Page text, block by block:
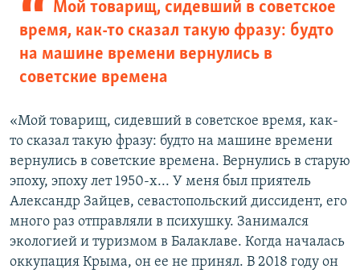
Мой товарищ, сидевший в советское
время, как-то сказал такую фразу: будто
на машине времени вернулись в
советские времена
«Мой товарищ, сидевший в советское время, как-
то сказал такую фразу: будто на машине времени
вернулись в советские времена. Вернулись в старую
эпоху, эпоху лет 1950-х... У меня был приятель
Александр Зайцев, севастопольский диссидент, его
много раз отправляли в психушку. Занимался
экологией и туризмом в Балаклаве. Когда началась
оккупация Крыма, он ее не принял. В 2018 году он